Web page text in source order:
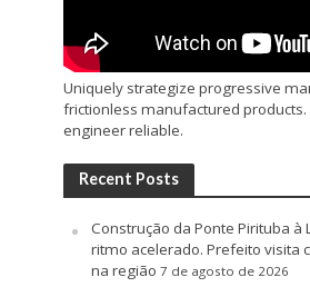
Uniquely strategize progressive
frictionless manufactured
engineer reliable.
Recent Posts
Construção da Ponte Pirituba à
ritmo acelerado. Prefeito visita
na região 7 de agosto de 2026